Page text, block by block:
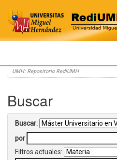
Skip
navigation
UMH: Repositorio RediUMH
Buscar
Buscar:
por
Filtros actuales: